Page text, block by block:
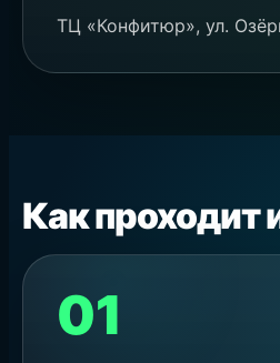
ТЦ «Конфитюр», ул.
Как проходит
01